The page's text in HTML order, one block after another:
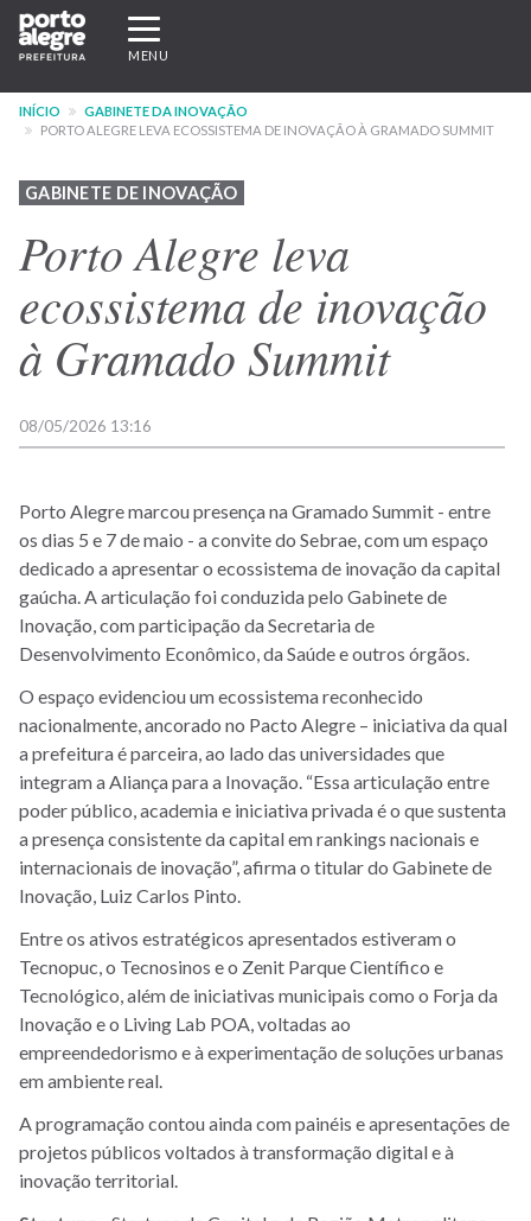
Pular
para
conteúdo
principal
Expandir/recolher
navegação
MENU
INÍCIO
GABINETE DA INOVAÇÃO
PORTO ALEGRE LEVA ECOSSISTEMA DE INOVAÇÃO À GRAMADO SUMMIT
GABINETE DE INOVAÇÃO
Porto Alegre leva
ecossistema de inovação
à Gramado Summit
08/05/2026 13:16
Porto Alegre marcou presença na Gramado Summit - entre
os dias 5 e 7 de maio - a convite do Sebrae, com um espaço
dedicado a apresentar o ecossistema de inovação da capital
gaúcha. A articulação foi conduzida pelo Gabinete de
Inovação, com participação da Secretaria de
Desenvolvimento Econômico, da Saúde e outros órgãos.
O espaço evidenciou um ecossistema reconhecido
nacionalmente, ancorado no Pacto Alegre – iniciativa da qual
a prefeitura é parceira, ao lado das universidades que
integram a Aliança para a Inovação. “Essa articulação entre
poder público, academia e iniciativa privada é o que sustenta
a presença consistente da capital em rankings nacionais e
internacionais de inovação”, afirma o titular do Gabinete de
Inovação, Luiz Carlos Pinto.
Entre os ativos estratégicos apresentados estiveram o
Tecnopuc, o Tecnosinos e o Zenit Parque Científico e
Tecnológico, além de iniciativas municipais como o Forja da
Inovação e o Living Lab POA, voltadas ao
empreendedorismo e à experimentação de soluções urbanas
em ambiente real.
A programação contou ainda com painéis e apresentações de
projetos públicos voltados à transformação digital e à
inovação territorial.